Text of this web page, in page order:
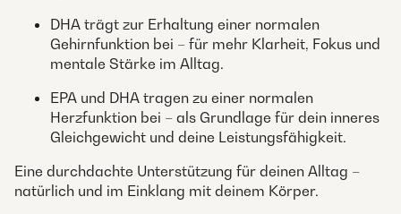
DHA trägt zur Erhaltung einer normalen
Gehirnfunktion bei – für mehr Klarheit, Fokus und
mentale Stärke im Alltag.
EPA und DHA tragen zu einer normalen
Herzfunktion bei – als Grundlage für dein inneres
Gleichgewicht und deine Leistungsfähigkeit.
Eine durchdachte Unterstützung für deinen Alltag –
natürlich und im Einklang mit deinem Körper.